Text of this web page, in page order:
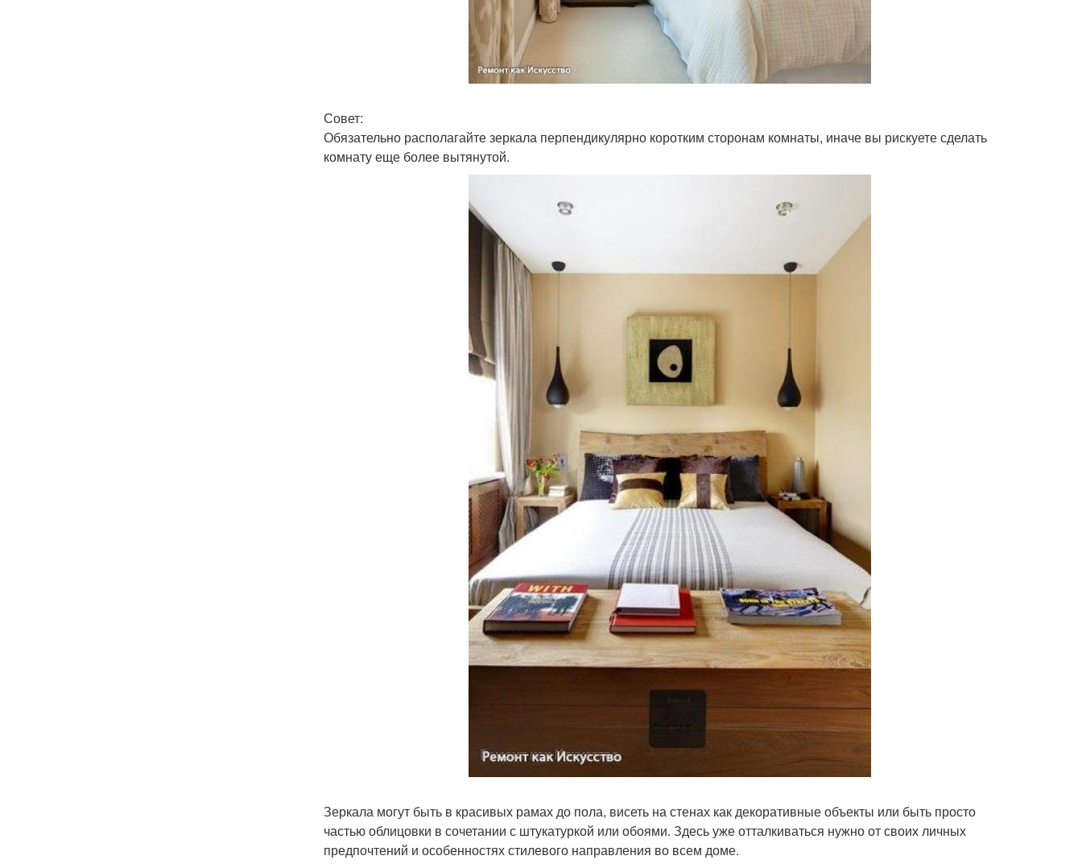
Совет:
Обязательно располагайте зеркала перпендикулярно коротким сторонам комнаты, иначе вы рискуете сделать
комнату еще более вытянутой.
Зеркала могут быть в красивых рамах до пола, висеть на стенах как декоративные объекты или быть просто
частью облицовки в сочетании с штукатуркой или обоями. Здесь уже отталкиваться нужно от своих личных
предпочтений и особенностях стилевого направления во всем доме.